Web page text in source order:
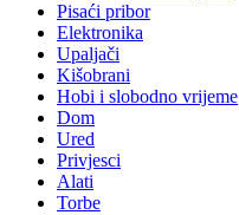
Pisaći pribor
Elektronika
Upaljači
Kišobrani
Hobi i slobodno vrijeme
Dom
Ured
Privjesci
Alati
Torbe